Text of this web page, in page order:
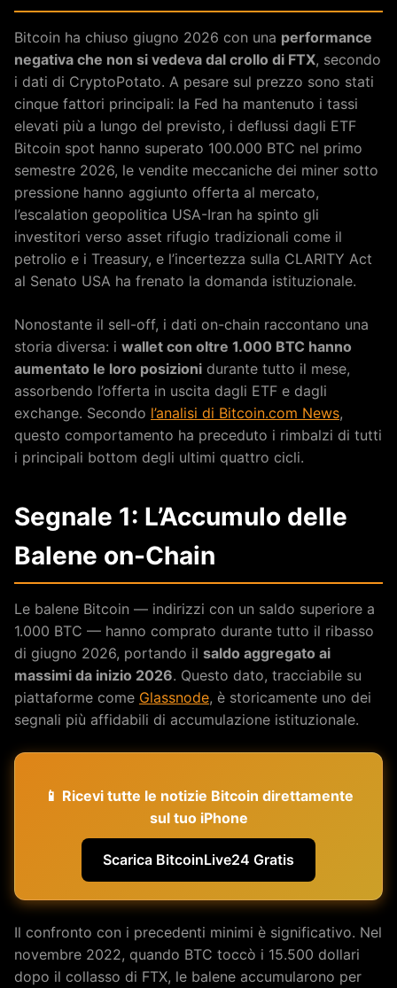
Bitcoin ha chiuso giugno 2026 con una performance
negativa che non si vedeva dal crollo di FTX, secondo
i dati di CryptoPotato. A pesare sul prezzo sono stati
cinque fattori principali: la Fed ha mantenuto i tassi
elevati più a lungo del previsto, i deflussi dagli ETF
Bitcoin spot hanno superato 100.000 BTC nel primo
semestre 2026, le vendite meccaniche dei miner sotto
pressione hanno aggiunto offerta al mercato,
l’escalation geopolitica USA-Iran ha spinto gli
investitori verso asset rifugio tradizionali come il
petrolio e i Treasury, e l’incertezza sulla CLARITY Act
al Senato USA ha frenato la domanda istituzionale.
Nonostante il sell-off, i dati on-chain raccontano una
storia diversa: i wallet con oltre 1.000 BTC hanno
aumentato le loro posizioni durante tutto il mese,
assorbendo l’offerta in uscita dagli ETF e dagli
exchange. Secondo l’analisi di Bitcoin.com News,
questo comportamento ha preceduto i rimbalzi di tutti
i principali bottom degli ultimi quattro cicli.
Segnale 1: L’Accumulo delle
Balene on-Chain
Le balene Bitcoin — indirizzi con un saldo superiore a
1.000 BTC — hanno comprato durante tutto il ribasso
di giugno 2026, portando il saldo aggregato ai
massimi da inizio 2026. Questo dato, tracciabile su
piattaforme come Glassnode, è storicamente uno dei
segnali più affidabili di accumulazione istituzionale.
📱 Ricevi tutte le notizie Bitcoin direttamente
sul tuo iPhone
Scarica BitcoinLive24 Gratis
Il confronto con i precedenti minimi è significativo. Nel
novembre 2022, quando BTC toccò i 15.500 dollari
dopo il collasso di FTX, le balene accumularono per